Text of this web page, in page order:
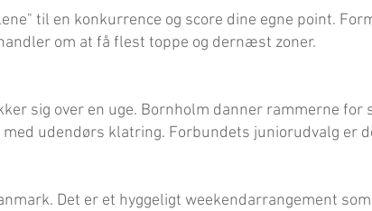
til en konkurrence og score dine egne point.
om at få flest toppe og dernæst zoner.
sig over en uge. Bornholm danner rammerne
med udendørs klatring. Forbundets juniorudvalg er
Det er et hyggeligt weekendarrangement